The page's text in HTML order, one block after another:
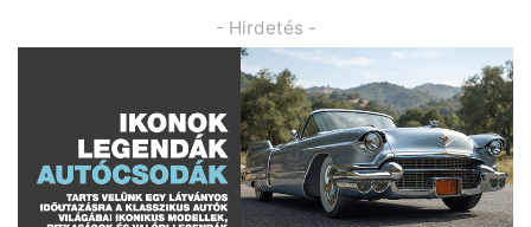
- Hirdetés -